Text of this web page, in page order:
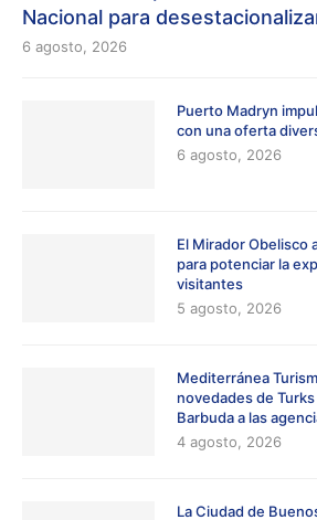
Nacional para
6 agosto, 2026
Puerto Madryn
con una oferta
6 agosto, 2026
El Mirador Obelisco
para potenciar la
visitantes
5 agosto, 2026
Mediterránea
novedades de
Barbuda a las
4 agosto, 2026
La Ciudad de